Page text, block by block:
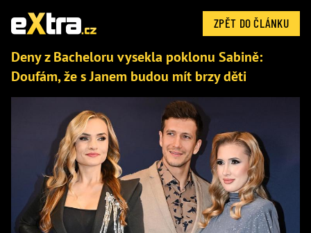
ZPĚT DO ČLÁNKU
Deny z Bacheloru vysekla poklonu Sabině:
Doufám, že s Janem budou mít brzy děti